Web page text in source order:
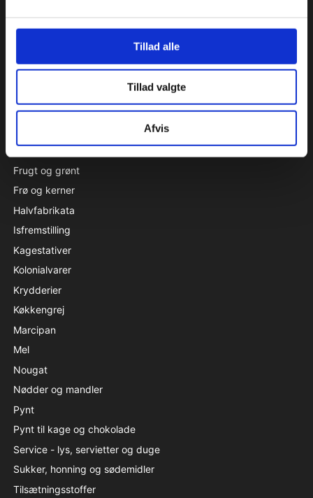
Tillad alle
Tillad valgte
Afvis
Chokolade
Emballage & specialproduceret emballage
Farver
Fedtstoffer
Frugt og grønt
Frø og kerner
Halvfabrikata
Isfremstilling
Kagestativer
Kolonialvarer
Krydderier
Køkkengrej
Marcipan
Mel
Nougat
Nødder og mandler
Pynt
Pynt til kage og chokolade
Service - lys, servietter og duge
Sukker, honning og sødemidler
Tilsætningsstoffer